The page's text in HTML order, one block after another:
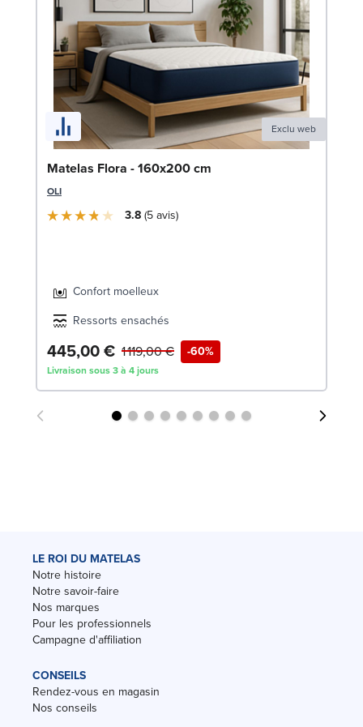
Exclu web
Matelas Flora - 160x200 cm
OLI
3.8 5avis
Confort moelleux
Ressorts ensachés
445,00 € -60%
1 119,00 €
Livraison sous 3 à 4 jours
LE ROI DU MATELAS
Notre histoire
Notre savoir-faire
Nos marques
Pour les professionnels
Campagne d'affiliation
CONSEILS
Rendez-vous en magasin
Nos conseils